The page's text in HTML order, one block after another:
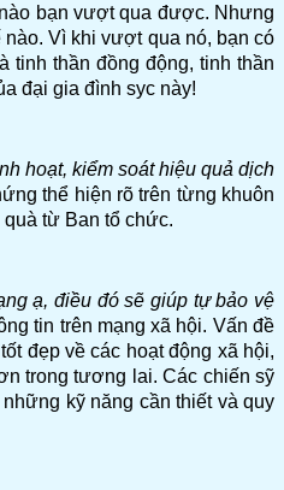
bạn vượt qua được. Nhưng
Vì khi vượt qua nó, bạn có
thần đồng động, tinh thần
đại gia đình syc này!
hoạt, kiểm soát hiệu quả dịch
thể hiện rõ trên từng khuôn
từ Ban tổ chức.
ạ, điều đó sẽ giúp tự bảo vệ
tin trên mạng xã hội. Vấn đề
đẹp về các hoạt động xã hội,
trong tương lai. Các chiến sỹ
kỹ năng cần thiết và quy